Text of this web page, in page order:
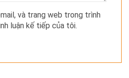
và trang web trong trình
luận kế tiếp của tôi.